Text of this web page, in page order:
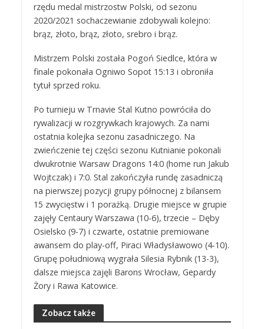
rzędu medal mistrzostw Polski, od sezonu
2020/2021 sochaczewianie zdobywali kolejno:
brąz, złoto, brąz, złoto, srebro i brąz.
Mistrzem Polski została Pogoń Siedlce, która w
finale pokonała Ogniwo Sopot 15:13 i obroniła
tytuł sprzed roku.
Po turnieju w Trnavie Stal Kutno powróciła do
rywalizacji w rozgrywkach krajowych. Za nami
ostatnia kolejka sezonu zasadniczego. Na
zwieńczenie tej części sezonu Kutnianie pokonali
dwukrotnie Warsaw Dragons 14:0 (home run Jakub
Wojtczak) i 7:0. Stal zakończyła rundę zasadniczą
na pierwszej pozycji grupy północnej z bilansem
15 zwycięstw i 1 porażką. Drugie miejsce w grupie
zajęły Centaury Warszawa (10-6), trzecie – Dęby
Osielsko (9-7) i czwarte, ostatnie premiowane
awansem do play-off, Piraci Władysławowo (4-10).
Grupę południową wygrała Silesia Rybnik (13-3),
dalsze miejsca zajęli Barons Wrocław, Gepardy
Żory i Rawa Katowice.
Zobacz także